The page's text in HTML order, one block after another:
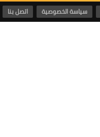
سياسة الخصوصية اتصل بنا